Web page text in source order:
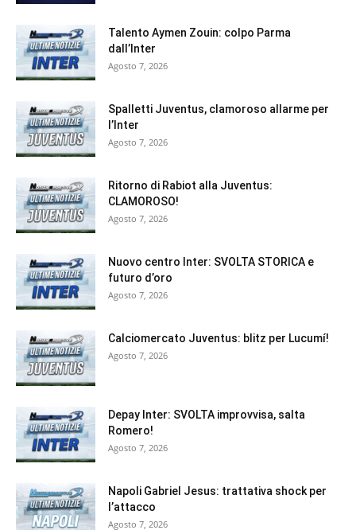
Talento Aymen Zouin: colpo Parma
dall’Inter
Agosto 7, 2026
Spalletti Juventus, clamoroso allarme per
l’Inter
Agosto 7, 2026
Ritorno di Rabiot alla Juventus:
CLAMOROSO!
Agosto 7, 2026
Nuovo centro Inter: SVOLTA STORICA e
futuro d’oro
Agosto 7, 2026
Calciomercato Juventus: blitz per Lucumí!
Agosto 7, 2026
Depay Inter: SVOLTA improvvisa, salta
Romero!
Agosto 7, 2026
Napoli Gabriel Jesus: trattativa shock per
l’attacco
Agosto 7, 2026